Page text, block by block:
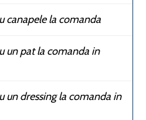
canapele la comanda
un pat la comanda in
un dressing la comanda in